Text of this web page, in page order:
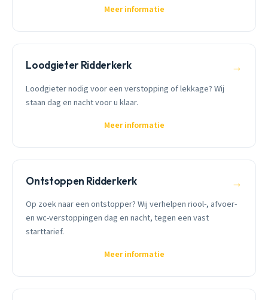
Meer informatie
Loodgieter Ridderkerk →
Loodgieter nodig voor een verstopping of lekkage? Wij
staan dag en nacht voor u klaar.
Meer informatie
Ontstoppen Ridderkerk →
Op zoek naar een ontstopper? Wij verhelpen riool-, afvoer-
en wc-verstoppingen dag en nacht, tegen een vast
starttarief.
Meer informatie